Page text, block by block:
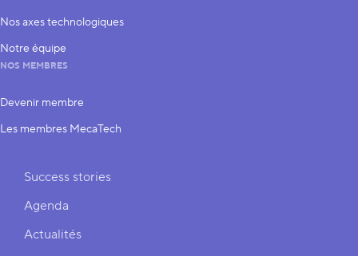
Nos axes technologiques
Notre équipe
NOS MEMBRES
Devenir membre
Les membres MecaTech
Liens rapides
Success stories
Agenda
Actualités